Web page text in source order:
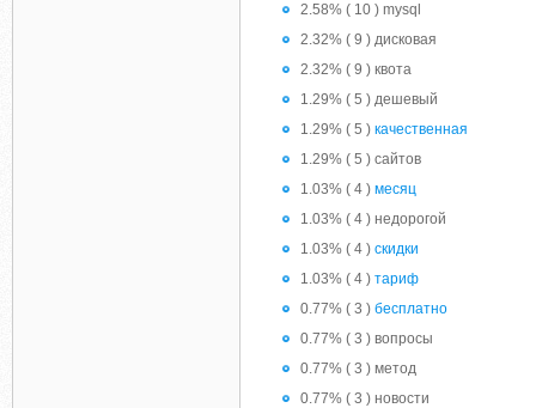
2.58% ( 10 ) mysql
2.32% ( 9 ) дисковая
2.32% ( 9 ) квота
1.29% ( 5 ) дешевый
1.29% ( 5 ) качественная
1.29% ( 5 ) сайтов
1.03% ( 4 ) месяц
1.03% ( 4 ) недорогой
1.03% ( 4 ) скидки
1.03% ( 4 ) тариф
0.77% ( 3 ) бесплатно
0.77% ( 3 ) вопросы
0.77% ( 3 ) метод
0.77% ( 3 ) новости